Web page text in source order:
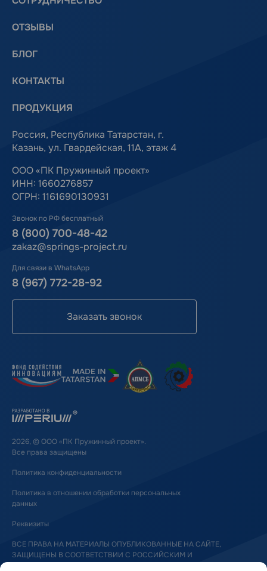
ОТЗЫВЫ
БЛОГ
КОНТАКТЫ
ПРОДУКЦИЯ
Россия, Республика Татарстан, г.
Казань, ул. Гвардейская, 11А, этаж 4
ООО «ПК Пружинный проект»
ИНН: 1660276857
ОГРН: 1161690130931
Звонок по РФ бесплатный
8 (800) 700-48-42
zakaz@springs-project.ru
Для связи в WhatsApp
8 (967) 772-28-92
Заказать звонок
2026, © ООО «ПК Пружинный проект».
Все права защищены
Политика конфиденциальности
Политика в отношении обработки персональных
данных
Реквизиты
ВСЕ ПРАВА НА МАТЕРИАЛЫ ОПУБЛИКОВАННЫЕ НА САЙТЕ,
ЗАЩИЩЕНЫ В СООТВЕТСТВИИ С РОССИЙСКИМ И